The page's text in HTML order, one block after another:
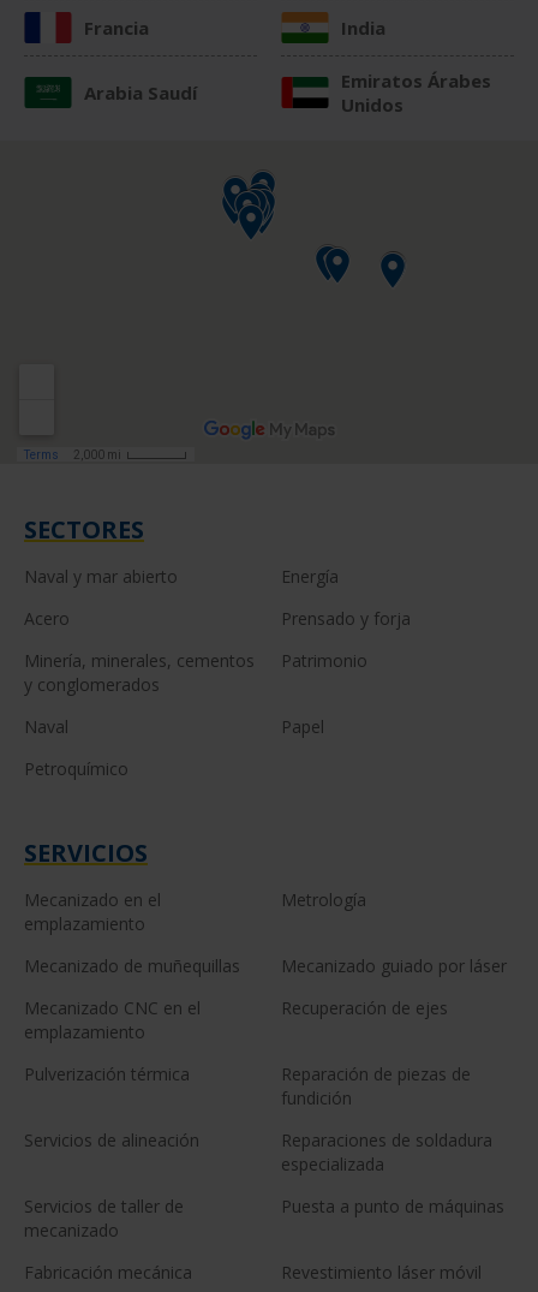
Francia India
Arabia Saudí
Emiratos Árabes
Unidos
SECTORES
Naval y mar abierto
Energía
Acero
Prensado y forja
Minería, minerales, cementos
y conglomerados
Patrimonio
Naval
Papel
Petroquímico
SERVICIOS
Mecanizado en el
emplazamiento
Metrología
Mecanizado de muñequillas
Mecanizado guiado por láser
Mecanizado CNC en el
emplazamiento
Recuperación de ejes
Pulverización térmica
Reparación de piezas de
fundición
Servicios de alineación
Reparaciones de soldadura
especializada
Servicios de taller de
mecanizado
Puesta a punto de máquinas
Fabricación mecánica Revestimiento láser móvil